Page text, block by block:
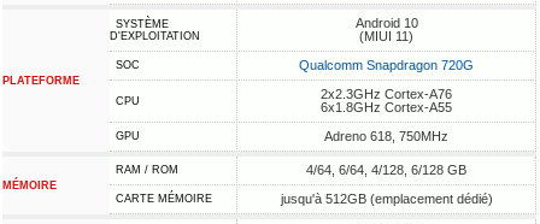
PLATEFORME
SYSTÈME
D'EXPLOITATION
Android 10
(MIUI 11)
SOC Qualcomm Snapdragon 720G
CPU
2x2.3GHz Cortex-A76
6x1.8GHz Cortex-A55
GPU Adreno 618, 750MHz
MÉMOIRE
RAM / ROM 4/64, 6/64, 4/128, 6/128 GB
CARTE MÉMOIRE jusqu'à 512GB (emplacement dédié)